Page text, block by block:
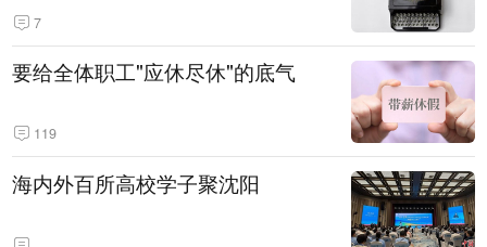
7
要给全体职工"应休尽休"的底气
119
海内外百所高校学子聚沈阳